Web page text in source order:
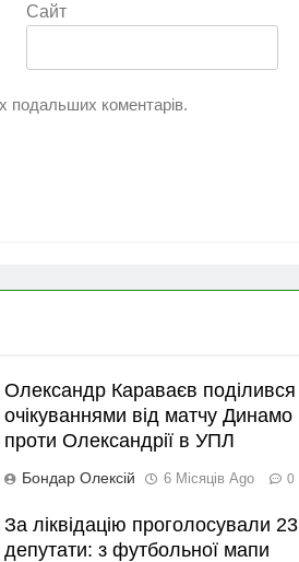
Сайт
подальших коментарів.
Олександр Караваєв поділився
очікуваннями від матчу Динамо
проти Олександрії в УПЛ
Бондар Олексій 6 Місяців Ago 0
За ліквідацію проголосували 23
депутати: з футбольної мапи